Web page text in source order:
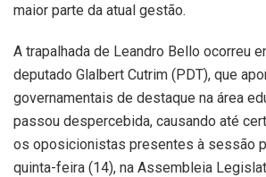
maior parte da atual gestão.
A trapalhada de Leandro Bello ocorreu
deputado Glalbert Cutrim (PDT), que
governamentais de destaque na área
passou despercebida, causando até
os oposicionistas presentes à sessão
quinta-feira (14), na Assembleia